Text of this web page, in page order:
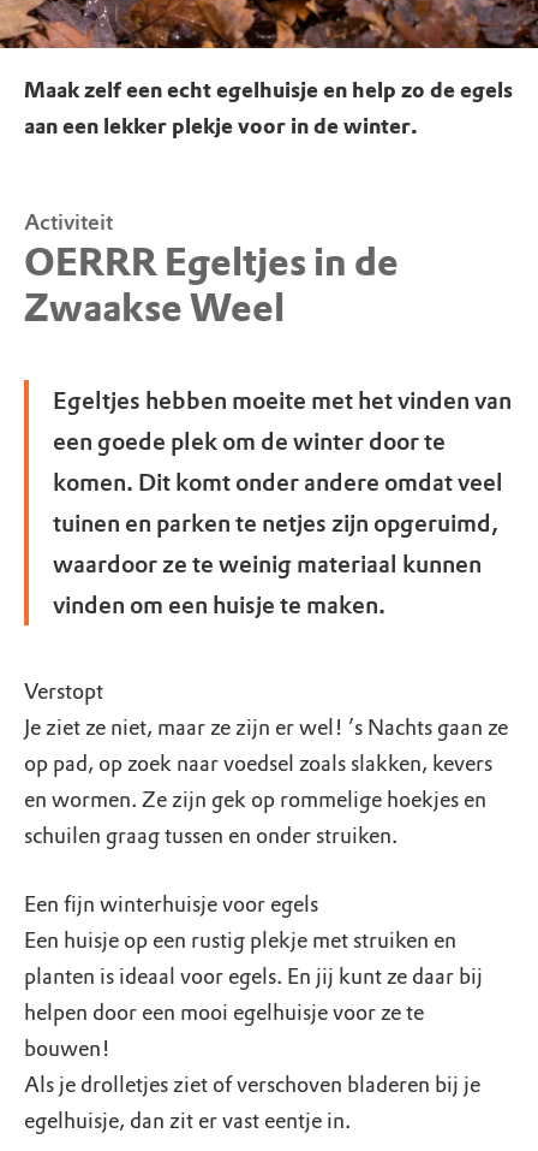
Maak zelf een echt egelhuisje en help zo de egels
aan een lekker plekje voor in de winter.
Activiteit
OERRR Egeltjes in de
Zwaakse Weel
Egeltjes hebben moeite met het vinden van
een goede plek om de winter door te
komen. Dit komt onder andere omdat veel
tuinen en parken te netjes zijn opgeruimd,
waardoor ze te weinig materiaal kunnen
vinden om een huisje te maken.
Verstopt
Je ziet ze niet, maar ze zijn er wel! ’s Nachts gaan ze
op pad, op zoek naar voedsel zoals slakken, kevers
en wormen. Ze zijn gek op rommelige hoekjes en
schuilen graag tussen en onder struiken.
Een fijn winterhuisje voor egels
Een huisje op een rustig plekje met struiken en
planten is ideaal voor egels. En jij kunt ze daar bij
helpen door een mooi egelhuisje voor ze te
bouwen!
Als je drolletjes ziet of verschoven bladeren bij je
egelhuisje, dan zit er vast eentje in.